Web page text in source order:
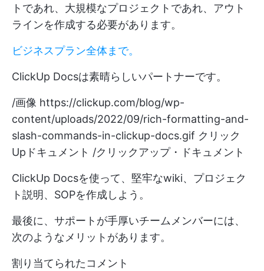
トであれ、大規模なプロジェクトであれ、アウト
ラインを作成する必要があります。
ビジネスプラン全体まで。
ClickUp Docsは素晴らしいパートナーです。
/画像 https://clickup.com/blog/wp-
content/uploads/2022/09/rich-formatting-and-
slash-commands-in-clickup-docs.gif クリック
Upドキュメント /クリックアップ・ドキュメント
ClickUp Docsを使って、堅牢なwiki、プロジェク
ト説明、SOPを作成しよう。
最後に、サポートが手厚いチームメンバーには、
次のようなメリットがあります。
割り当てられたコメント